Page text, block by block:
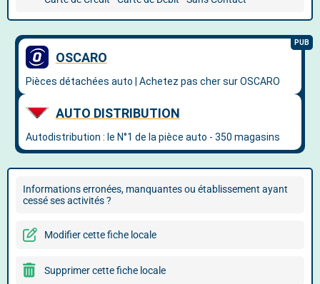
Informations erronées, manquantes ou établissement ayant
cessé ses activités ?
Modifier cette fiche locale
Supprimer cette fiche locale